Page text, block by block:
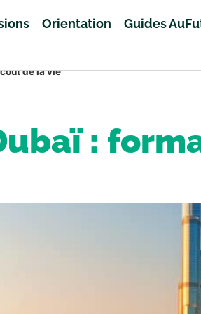
Orientation Guides
de la vie
: